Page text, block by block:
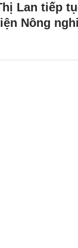
Lan tiếp
Nông